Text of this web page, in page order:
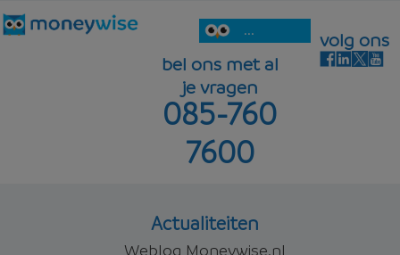
...
bel ons met al
je vragen
085-760
7600
volg ons
Actualiteiten
Weblog Moneywise.nl